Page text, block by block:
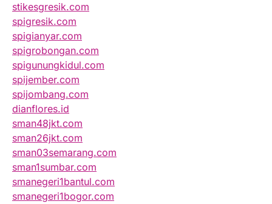
stikesgresik.com
spigresik.com
spigianyar.com
spigrobongan.com
spigunungkidul.com
spijember.com
spijombang.com
dianflores.id
sman48jkt.com
sman26jkt.com
sman03semarang.com
sman1sumbar.com
smanegeri1bantul.com
smanegeri1bogor.com